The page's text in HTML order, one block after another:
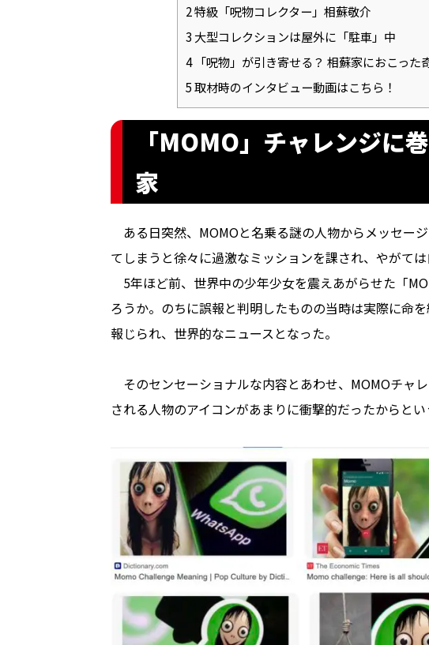
2特級「呪物コレクター」相蘇敬介
3 大型コレクションは屋外に「駐車」中
4「呪物」が引き寄せる？ 相蘇家におこった
5取材時のインタビュー動画はこちら！
「MOMO」チャレンジに
家
ある日突然、MOMOと名乗る謎の人物からメッセー
てしまうと徐々に過激なミッションを課され、やがて
5年ほど前、世界中の少年少女を震えあがらせた「
ろうか。のちに誤報と判明したものの当時は実際に命
報じられ、世界的なニュースとなった。
そのセンセーショナルな内容とあわせ、MOMOチャ
される人物のアイコンがあまりに衝撃的だったからとい